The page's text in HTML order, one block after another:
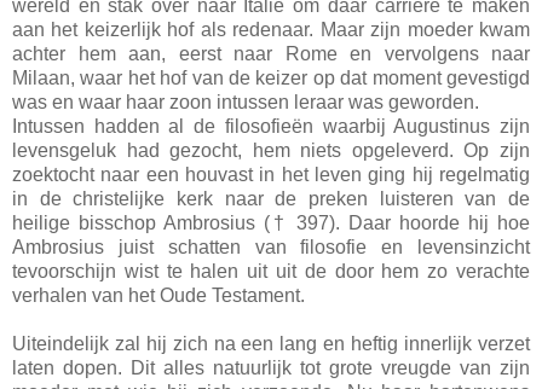
wereld en stak over naar Italië om daar carrière te maken
aan het keizerlijk hof als redenaar. Maar zijn moeder kwam
achter hem aan, eerst naar Rome en vervolgens naar
Milaan, waar het hof van de keizer op dat moment gevestigd
was en waar haar zoon intussen leraar was geworden.
Intussen hadden al de filosofieën waarbij Augustinus zijn
levensgeluk had gezocht, hem niets opgeleverd. Op zijn
zoektocht naar een houvast in het leven ging hij regelmatig
in de christelijke kerk naar de preken luisteren van de
heilige bisschop Ambrosius († 397). Daar hoorde hij hoe
Ambrosius juist schatten van filosofie en levensinzicht
tevoorschijn wist te halen uit uit de door hem zo verachte
verhalen van het Oude Testament.
Uiteindelijk zal hij zich na een lang en heftig innerlijk verzet
laten dopen. Dit alles natuurlijk tot grote vreugde van zijn